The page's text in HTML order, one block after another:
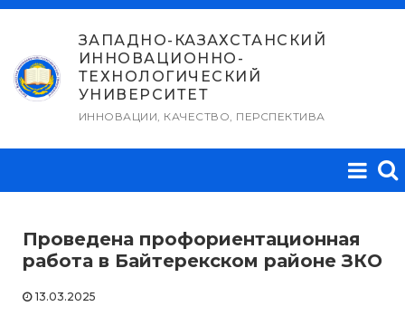
Перейти
содержимому
ЗАПАДНО-КАЗАХСТАНСКИЙ
ИННОВАЦИОННО-
ТЕХНОЛОГИЧЕСКИЙ
УНИВЕРСИТЕТ
ИННОВАЦИИ, КАЧЕСТВО, ПЕРСПЕКТИВА
Проведена профориентационная
работа в Байтерекском районе ЗКО
13.03.2025